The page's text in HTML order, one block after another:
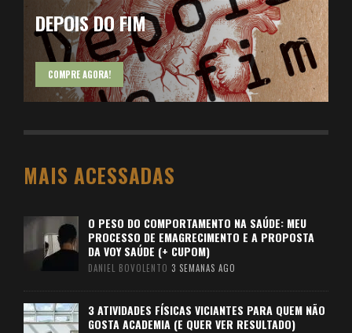
DEPOIS DO FIM
COMPRE AGORA!
MAIS ACESSADAS
O PESO DO COMPORTAMENTO NA SAÚDE: MEU
PROCESSO DE EMAGRECIMENTO E A PROPOSTA
DA VOY SAÚDE (+ CUPOM)
DANIEL BOVOLENTO 3 SEMANAS AGO
3 ATIVIDADES FÍSICAS VICIANTES PARA QUEM NÃO
GOSTA ACADEMIA (E QUER VER RESULTADO)